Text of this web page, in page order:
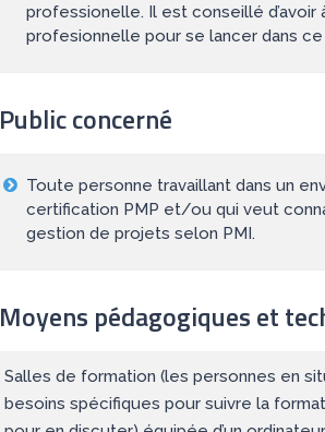
professionelle. Il est conseillé d’avoir
profesionnelle pour se lancer dans ce
Public concerné
Toute personne travaillant dans un
certification PMP et/ou qui veut
gestion de projets selon PMI.
Moyens pédagogiques et
Salles de formation (les personnes en
besoins spécifiques pour suivre la